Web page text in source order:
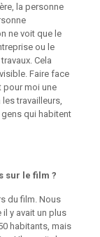
la personne
ne voit que le
ou le
Cela
Faire face
pour moi une
travailleurs,
qui habitent
sur le film ?
du film. Nous
y avait un plus
habitants, mais